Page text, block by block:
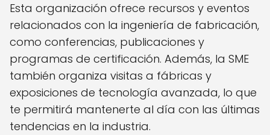
Esta organización ofrece recursos y eventos
relacionados con la ingeniería de fabricación,
como conferencias, publicaciones y
programas de certificación. Además, la SME
también organiza visitas a fábricas y
exposiciones de tecnología avanzada, lo que
te permitirá mantenerte al día con las últimas
tendencias en la industria.